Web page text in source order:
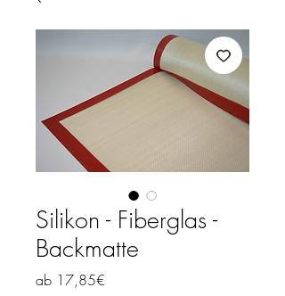
Silikon - Fiberglas -
Backmatte
ab 17,85€